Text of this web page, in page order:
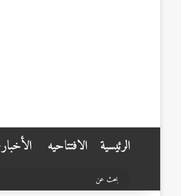
الرئيسية الافتتاحيه الأخبار